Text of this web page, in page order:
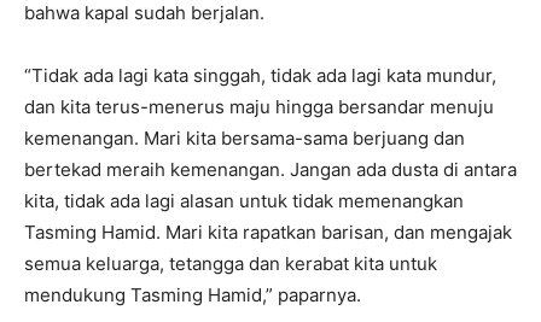
bahwa kapal sudah berjalan.
“Tidak ada lagi kata singgah, tidak ada lagi kata mundur,
dan kita terus-menerus maju hingga bersandar menuju
kemenangan. Mari kita bersama-sama berjuang dan
bertekad meraih kemenangan. Jangan ada dusta di antara
kita, tidak ada lagi alasan untuk tidak memenangkan
Tasming Hamid. Mari kita rapatkan barisan, dan mengajak
semua keluarga, tetangga dan kerabat kita untuk
mendukung Tasming Hamid,” paparnya.